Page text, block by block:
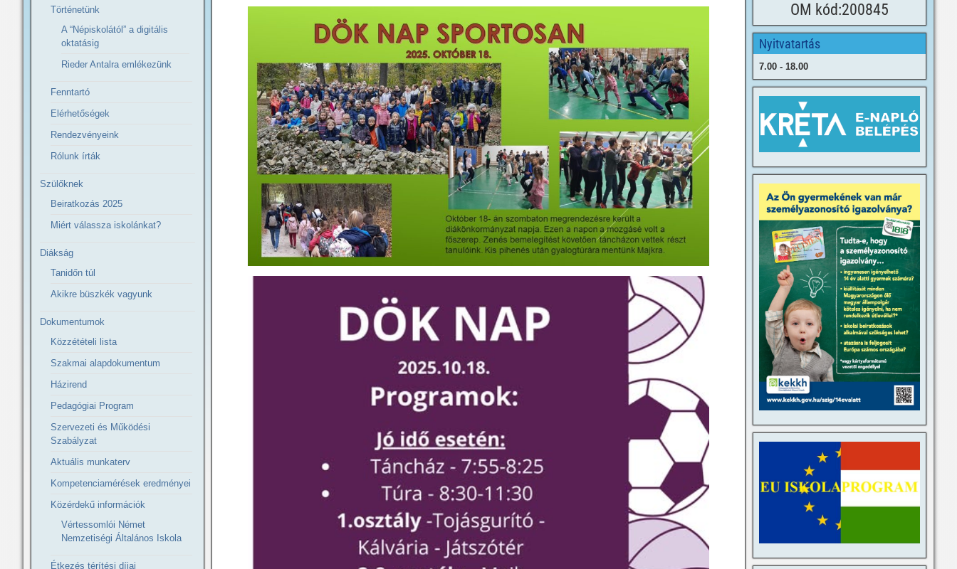
Történetünk
A “Népiskolától” a digitális
oktatásig
Rieder Antalra emlékezünk
Fenntartó
Elérhetőségek
Rendezvényeink
Rólunk írták
Szülőknek
Beiratkozás 2025
Miért válassza iskolánkat?
Diákság
Tanidőn túl
Akikre büszkék vagyunk
Dokumentumok
Közzétételi lista
Szakmai alapdokumentum
Házirend
Pedagógiai Program
Szervezeti és Működési
Szabályzat
Aktuális munkaterv
Kompetenciamérések eredményei
Közérdekű információk
Vértessomlói Német
Nemzetiségi Általános Iskola
Étkezés térítési díjai
OM kód:200845
Nyitvatartás
7.00 - 18.00